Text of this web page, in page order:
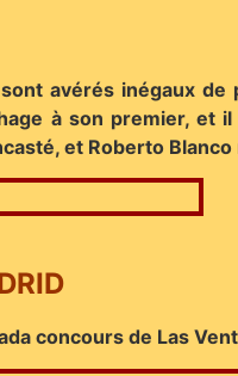
avérés inégaux de
à son premier, et
et Roberto Blanco
concours de Las